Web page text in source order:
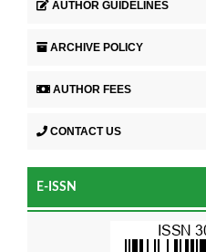
AUTHOR GUIDELINES
ARCHIVE POLICY
AUTHOR FEES
CONTACT US
E-ISSN